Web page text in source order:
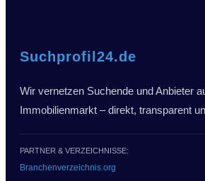
Suchprofil24.de
Wir vernetzen Suchende und Anbieter
Immobilienmarkt – direkt, transparent
PARTNER & VERZEICHNISSE:
Branchenverzeichnis.org